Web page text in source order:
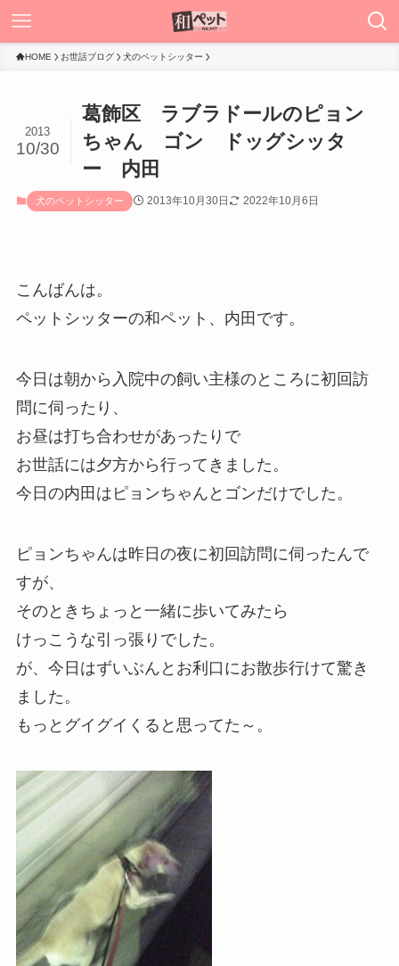
HOME お世話ブログ 犬のペットシッター
葛飾区 ラブラドールのピョン
ちゃん ゴン ドッグシッタ
ー 内田
2013
10/30
犬のペットシッター 2013年10月30日 2022年10月6日
こんばんは。
ペットシッターの和ペット、内田です。
今日は朝から入院中の飼い主様のところに初回訪
問に伺ったり、
お昼は打ち合わせがあったりで
お世話には夕方から行ってきました。
今日の内田はピョンちゃんとゴンだけでした。
ピョンちゃんは昨日の夜に初回訪問に伺ったんで
すが、
そのときちょっと一緒に歩いてみたら
けっこうな引っ張りでした。
が、今日はずいぶんとお利口にお散歩行けて驚き
ました。
もっとグイグイくると思ってた～。